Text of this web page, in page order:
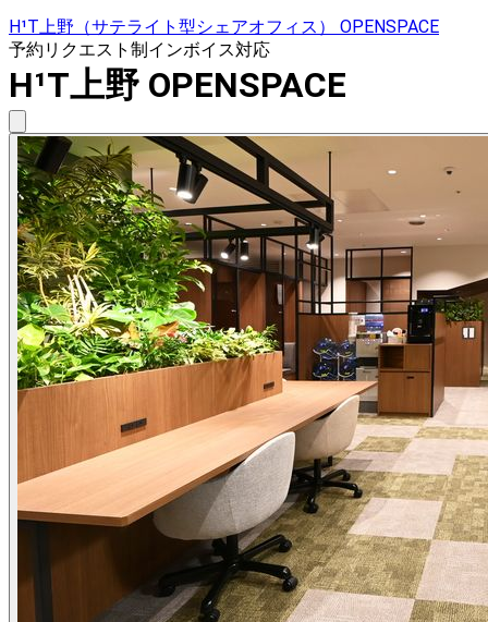
H¹T上野（サテライト型シェアオフィス） OPENSPACE
予約リクエスト制インボイス対応
H¹T上野 OPENSPACE